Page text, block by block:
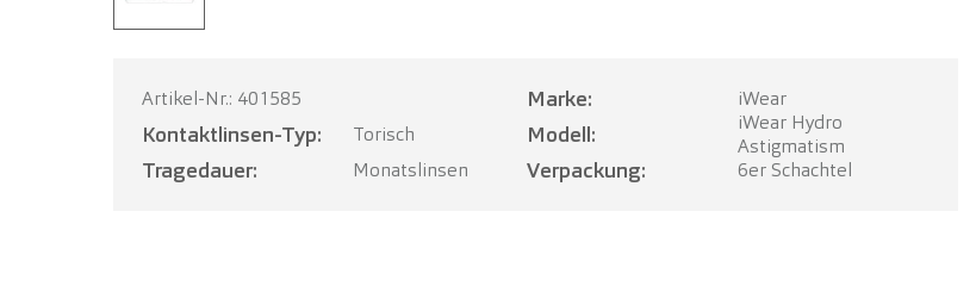
Artikel-Nr.: 401585 Marke: iWear
Kontaktlinsen-Typ: Torisch Modell:
iWear Hydro
Astigmatism
Tragedauer: Monatslinsen Verpackung: 6er Schachtel